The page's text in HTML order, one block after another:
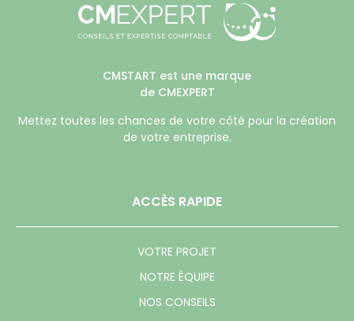
CMSTART est une marque
de CMEXPERT
Mettez toutes les chances de votre côté pour la création
de votre entreprise.
ACCÈS RAPIDE
VOTRE PROJET
NOTRE ÉQUIPE
NOS CONSEILS